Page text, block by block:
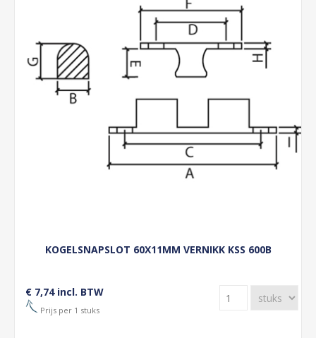
KOGELSNAPSLOT 60X11MM VERNIKK KSS 600B
€ 7,74 incl. BTW
Prijs per 1 stuks